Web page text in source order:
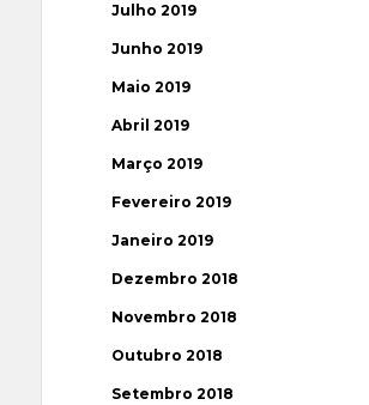
Julho 2019
Junho 2019
Maio 2019
Abril 2019
Março 2019
Fevereiro 2019
Janeiro 2019
Dezembro 2018
Novembro 2018
Outubro 2018
Setembro 2018